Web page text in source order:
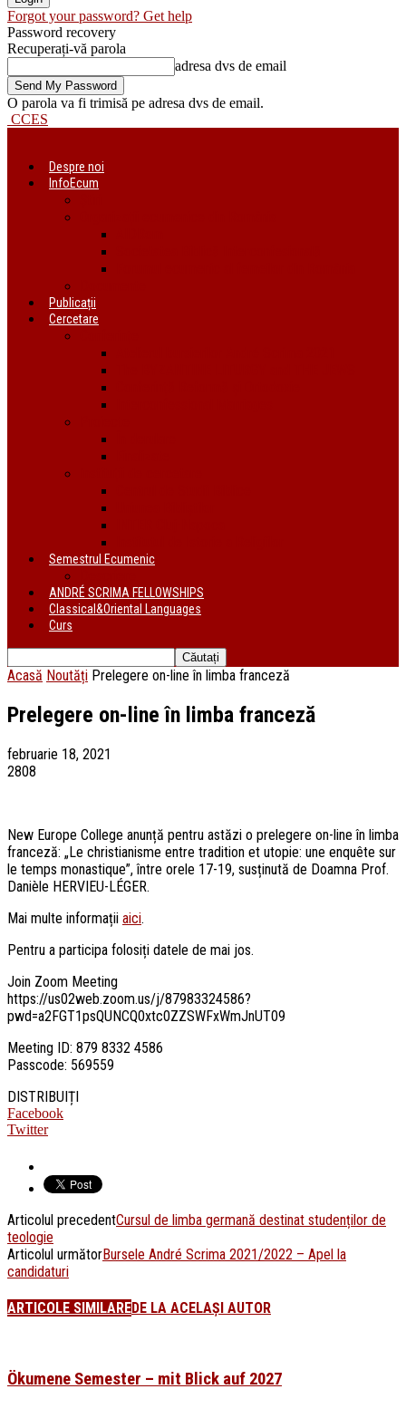
Forgot your password? Get help
Password recovery
Recuperați-vă parola
adresa dvs de email
O parola va fi trimisă pe adresa dvs de email.
CCES
Despre noi
InfoEcum
Publicații
Cercetare
Semestrul Ecumenic
ANDRÉ SCRIMA FELLOWSHIPS
Classical&Oriental Languages
Curs
Acasă Noutăți Prelegere on-line în limba franceză
Prelegere on-line în limba franceză
februarie 18, 2021
2808
New Europe College anunță pentru astăzi o prelegere on-line în limba
franceză: „Le christianisme entre tradition et utopie: une enquête sur
le temps monastique”, între orele 17-19, susținută de Doamna Prof.
Danièle HERVIEU-LÉGER.
Mai multe informații aici.
Pentru a participa folosiți datele de mai jos.
Join Zoom Meeting
https://us02web.zoom.us/j/87983324586?
pwd=a2FGT1psQUNCQ0xtc0ZZSWFxWmJnUT09
Meeting ID: 879 8332 4586
Passcode: 569559
DISTRIBUIȚI
Facebook
Twitter
Articolul precedentCursul de limba germană destinat studenților de
teologie
Articolul următorBursele André Scrima 2021/2022 – Apel la
candidaturi
ARTICOLE SIMILAREDE LA ACELAȘI AUTOR
Ökumene Semester – mit Blick auf 2027